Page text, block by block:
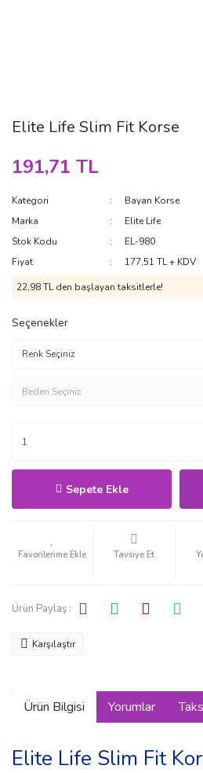
Elite Life Slim Fit Korse
191,71 TL
Kategori
Bayan Korse
Marka
Elite Life
Stok Kodu
EL-980
Fiyat
177,51 TL + KDV
22,98 TL den başlayan taksitlerle!
Seçenekler
Sepete Ekle
Tavsiye Et
Ürün Paylaş :
Karşılaştır
Ürün Bilgisi Yorumlar
Elite Life Slim Fit